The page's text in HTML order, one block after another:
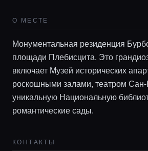
О МЕСТЕ
Монументальная резиденция
площади Плебисцита. Это
включает Музей исторических
роскошными залами, театром Сан-
уникальную Национальную
романтические сады.
КОНТАКТЫ